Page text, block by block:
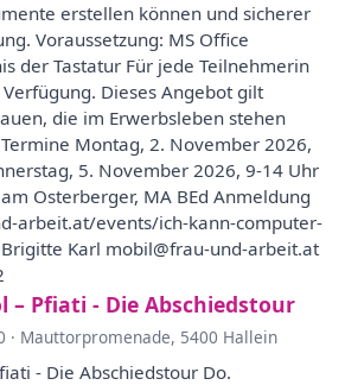
erstellen können und sicherer
Voraussetzung: MS Office
der Tastatur Für jede Teilnehmerin
Dieses Angebot gilt
die im Erwerbsleben stehen
Montag, 2. November 2026,
5. November 2026, 9-14 Uhr
Osterberger, MA BEd Anmeldung
arbeit.at/events/ich-kann-computer-
Karl mobil@frau-und-arbeit.at
– Pfiati - Die Abschiedstour
· Mauttorpromenade, 5400 Hallein
- Die Abschiedstour Do.